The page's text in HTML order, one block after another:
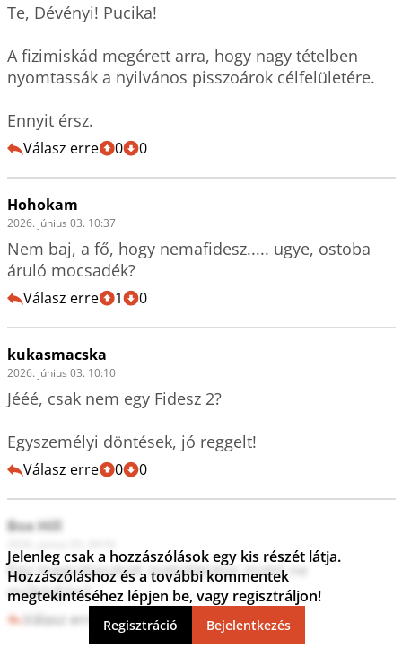
Te, Dévényi! Pucika!
A fizimiskád megérett arra, hogy nagy tételben
nyomtassák a nyilvános pisszoárok célfelületére.
Ennyit érsz.
Válasz erre 0 0
Hohokam
2026. június 03. 10:37
Nem baj, a fő, hogy nemafidesz..... ugye, ostoba
áruló mocsadék?
Válasz erre 1 0
kukasmacska
2026. június 03. 10:10
Jééé, csak nem egy Fidesz 2?
Egyszemélyi döntések, jó reggelt!
Válasz erre 0 0
Box Hill
Egy megválasztott zsebdiktátor miért ne
működjön?
Válasz erre 1 0
Jelenleg csak a hozzászólások egy kis részét látja.
Hozzászóláshoz és a további kommentek
megtekintéséhez lépjen be, vagy regisztráljon!
Regisztráció Bejelentkezés